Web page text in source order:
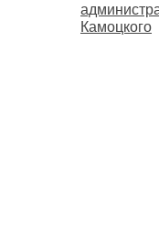
Камоцкого